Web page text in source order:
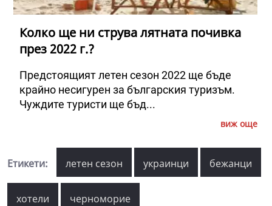
Колко ще ни струва лятната почивка
през 2022 г.?
Предстоящият летен сезон 2022 ще бъде
крайно несигурен за българския туризъм.
Чуждите туристи ще бъд...
виж още
Етикети: летен сезон украинци бежанци
хотели черноморие